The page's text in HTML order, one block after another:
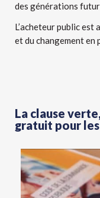
des générations
L’acheteur public est
et du changement
La clause
gratuit pour